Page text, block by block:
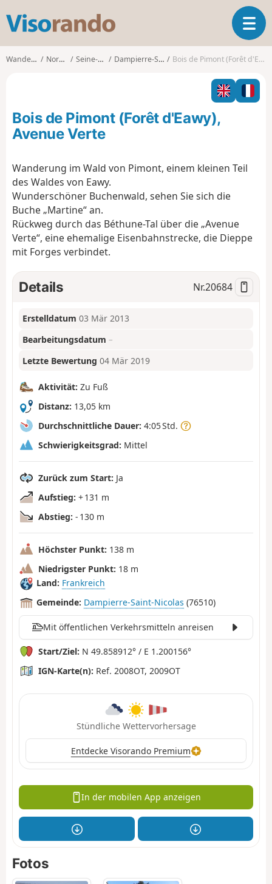
s
o
o
T
o
g
l
n
Wanderungen Normandie Seine-Maritime Dampierre-Saint-Nicolas Bois de Pimont (Forêt d'Eawy), Avenue Verte
Bois de Pimont (Forêt d'Eawy),
Avenue Verte
Wanderung im Wald von Pimont, einem kleinen Teil
des Waldes von Eawy.
Wunderschöner Buchenwald, sehen Sie sich die
Buche „Martine“ an.
Rückweg durch das Béthune-Tal über die „Avenue
Verte“, eine ehemalige Eisenbahnstrecke, die Dieppe
mit Forges verbindet.
Details Nr.20684
Erstelldatum 03 Mär 2013
Bearbeitungsdatum –
Letzte Bewertung 04 Mär 2019
Aktivität: Zu Fuß
Distanz: 13,05 km
Durchschnittliche Dauer: 4:05 Std.
Schwierigkeitsgrad: Mittel
Zurück zum Start: Ja
Aufstieg: + 131 m
Abstieg: - 130 m
Höchster Punkt: 138 m
Niedrigster Punkt: 18 m
Land: Frankreich
Gemeinde: Dampierre-Saint-Nicolas (76510)
Mit öffentlichen Verkehrsmitteln anreisen
Start/Ziel: N 49.858912° / E 1.200156°
IGN-Karte(n): Ref. 2008OT, 2009OT
Stündliche Wettervorhersage
Entdecke Visorando Premium
In der mobilen App anzeigen
Fotos